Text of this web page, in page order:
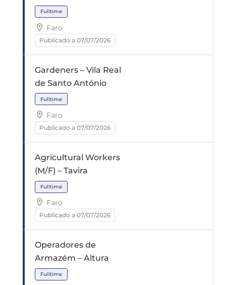
Fulltime
Fulltime
Fulltime
Faro
Publicado a 07/07/2026
Gardeners – Vila Real
de Santo António
Faro
Publicado a 07/07/2026
Agricultural Workers
(M/F) – Tavira
Faro
Publicado a 07/07/2026
Operadores de
Armazém – Altura